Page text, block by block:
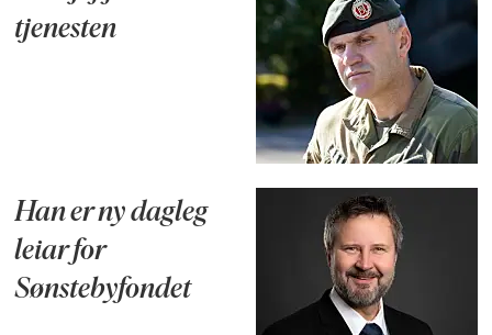
tjenesten
Han er ny dagleg
leiar for
Sønstebyfondet